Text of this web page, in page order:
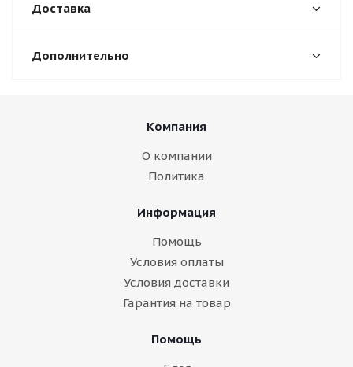
Доставка
Дополнительно
Компания
О компании
Политика
Информация
Помощь
Условия оплаты
Условия доставки
Гарантия на товар
Помощь